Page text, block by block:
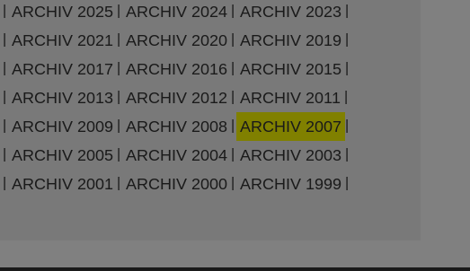
ARCHIV 2025 ARCHIV 2024
ARCHIV 2023
ARCHIV 2021 ARCHIV 2020
ARCHIV 2019
ARCHIV 2017 ARCHIV 2016
ARCHIV 2015
ARCHIV 2013 ARCHIV 2012
ARCHIV 2011
ARCHIV 2009 ARCHIV 2008
ARCHIV 2007
ARCHIV 2005 ARCHIV 2004
ARCHIV 2003
ARCHIV 2001 ARCHIV 2000
ARCHIV 1999